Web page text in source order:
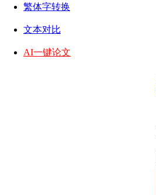
繁体字转换
文本对比
AI一键论文